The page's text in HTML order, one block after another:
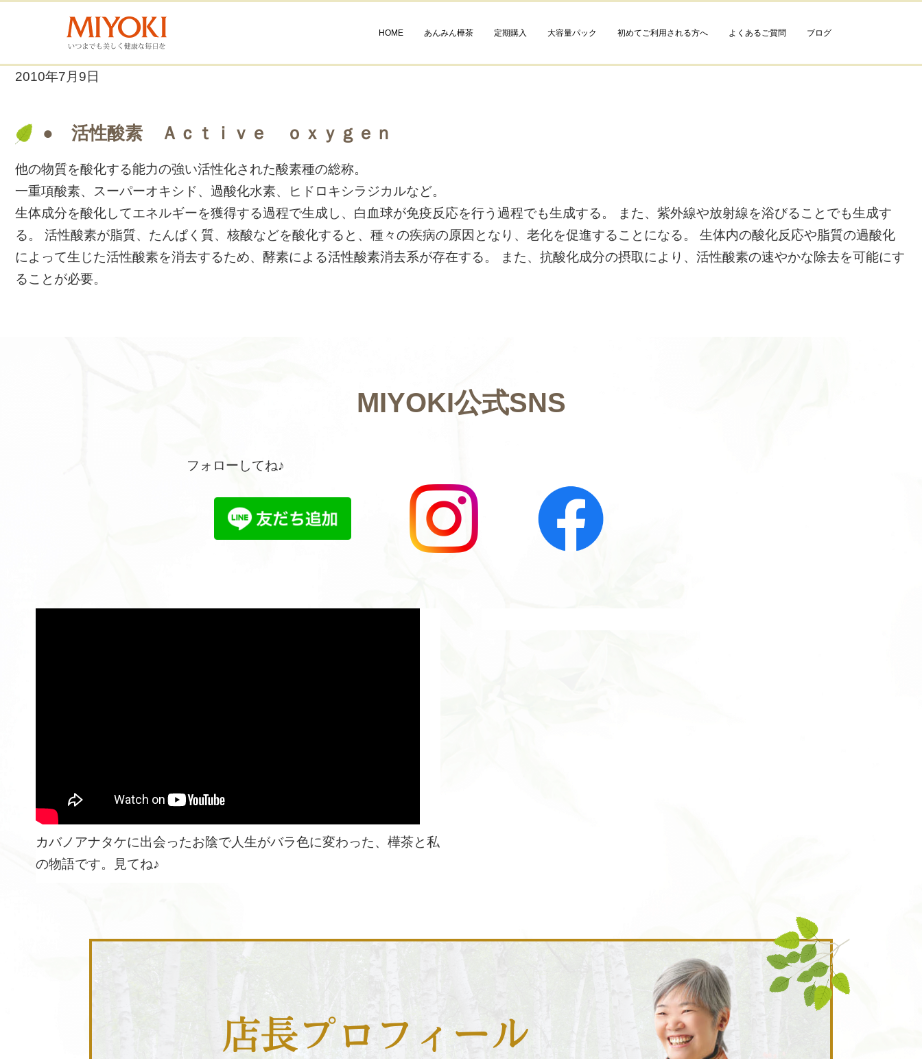
HOME あんみん樺茶 定期購入 大容量パック 初めてご利用される方へ よくあるご質問 ブログ
2010年7月9日
● 活性酸素 Ａｃｔｉｖｅ ｏｘｙｇｅｎ
他の物質を酸化する能力の強い活性化された酸素種の総称。
一重項酸素、スーパーオキシド、過酸化水素、ヒドロキシラジカルなど。
生体成分を酸化してエネルギーを獲得する過程で生成し、白血球が免疫反応を行う過程でも生成する。 また、紫外線や放射線を浴びることでも生成す
る。 活性酸素が脂質、たんぱく質、核酸などを酸化すると、種々の疾病の原因となり、老化を促進することになる。 生体内の酸化反応や脂質の過酸化
によって生じた活性酸素を消去するため、酵素による活性酸素消去系が存在する。 また、抗酸化成分の摂取により、活性酸素の速やかな除去を可能にす
ることが必要。
MIYOKI公式SNS
フォローしてね♪
カバノアナタケに出会ったお陰で人生がバラ色に変わった、樺茶と私
の物語です。見てね♪